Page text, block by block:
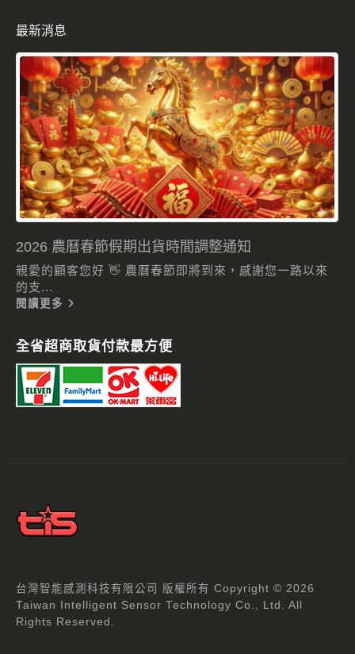
最新消息
2026 農曆春節假期出貨時間調整通知
親愛的顧客您好 👋 農曆春節即將到來，感謝您一路以來
的支...
閱讀更多
全省超商取貨付款最方便
台灣智能感測科技有限公司 版權所有 Copyright © 2026
Taiwan Intelligent Sensor Technology Co., Ltd. All
Rights Reserved.